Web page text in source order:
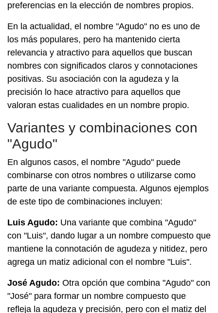
preferencias en la elección de nombres propios.
En la actualidad, el nombre "Agudo" no es uno de
los más populares, pero ha mantenido cierta
relevancia y atractivo para aquellos que buscan
nombres con significados claros y connotaciones
positivas. Su asociación con la agudeza y la
precisión lo hace atractivo para aquellos que
valoran estas cualidades en un nombre propio.
Variantes y combinaciones con
"Agudo"
En algunos casos, el nombre "Agudo" puede
combinarse con otros nombres o utilizarse como
parte de una variante compuesta. Algunos ejemplos
de este tipo de combinaciones incluyen:
Luis Agudo: Una variante que combina "Agudo"
con "Luis", dando lugar a un nombre compuesto que
mantiene la connotación de agudeza y nitidez, pero
agrega un matiz adicional con el nombre "Luis".
José Agudo: Otra opción que combina "Agudo" con
"José" para formar un nombre compuesto que
refleja la agudeza y precisión, pero con el matiz del